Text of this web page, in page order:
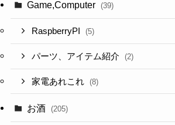
Game,Computer (39)
RaspberryPI (5)
パーツ、アイテム紹介 (2)
家電あれこれ (8)
お酒 (205)